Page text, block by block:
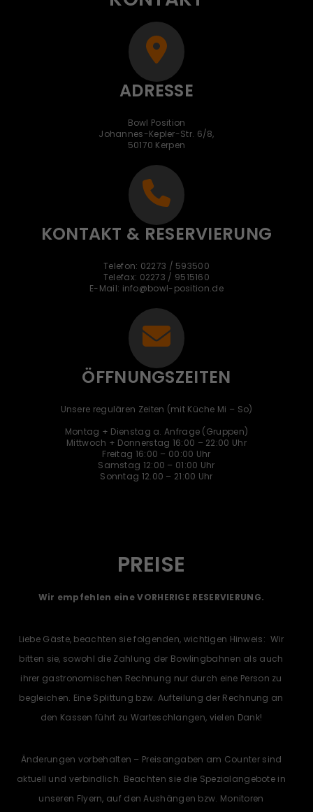
ADRESSE
Bowl Position
Johannes-Kepler-Str. 6/8,
50170 Kerpen
KONTAKT & RESERVIERUNG
Telefon: 02273 / 593500
Telefax: 02273 / 9515160
E-Mail: info@bowl-position.de
ÖFFNUNGSZEITEN
Unsere regulären Zeiten (mit Küche Mi – So)
Montag + Dienstag a. Anfrage (Gruppen)
Mittwoch + Donnerstag 16:00 – 22:00 Uhr
Freitag 16:00 – 00:00 Uhr
Samstag 12:00 – 01:00 Uhr
Sonntag 12.00 – 21:00 Uhr
PREISE
Wir empfehlen eine VORHERIGE RESERVIERUNG.
Liebe Gäste, beachten sie folgenden, wichtigen Hinweis: Wir
bitten sie, sowohl die Zahlung der Bowlingbahnen als auch
ihrer gastronomischen Rechnung nur durch eine Person zu
begleichen. Eine Splittung bzw. Aufteilung der Rechnung an
den Kassen führt zu Warteschlangen, vielen Dank!
Änderungen vorbehalten – Preisangaben am Counter sind
aktuell und verbindlich. Beachten sie die Spezialangebote in
unseren Flyern, auf den Aushängen bzw. Monitoren